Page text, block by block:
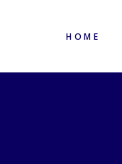
HOME